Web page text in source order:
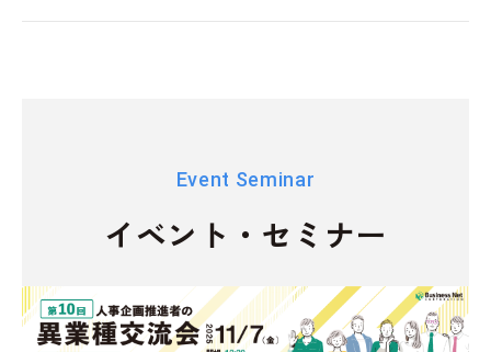
Event Seminar
イベント・セミナー